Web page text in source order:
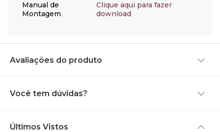
Manual de
Montagem
Clique aqui para fazer
download
Avaliações do produto
Você tem dúvidas?
Últimos Vistos